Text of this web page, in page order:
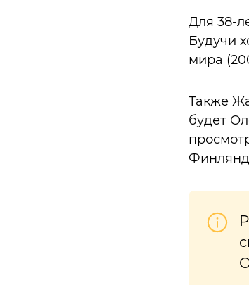
Для 38-
Будучи
мира
Также
будет